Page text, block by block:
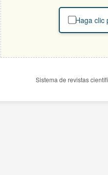
Haga clic
Sistema de revistas